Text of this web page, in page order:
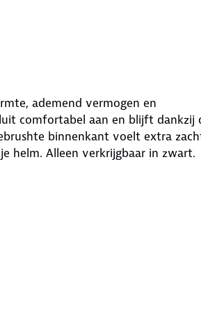
ademend vermogen en
comfortabel aan en blijft dankzij
binnenkant voelt extra
helm. Alleen verkrijgbaar in zwart.